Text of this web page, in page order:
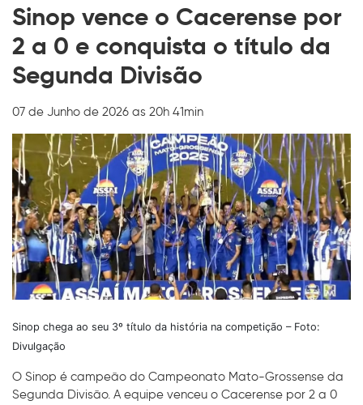
Sinop vence o Cacerense por
2 a 0 e conquista o título da
Segunda Divisão
07 de Junho de 2026 as 20h 41min
Sinop chega ao seu 3º título da história na competição – Foto:
Divulgação
O Sinop é campeão do Campeonato Mato-Grossense da
Segunda Divisão. A equipe venceu o Cacerense por 2 a 0